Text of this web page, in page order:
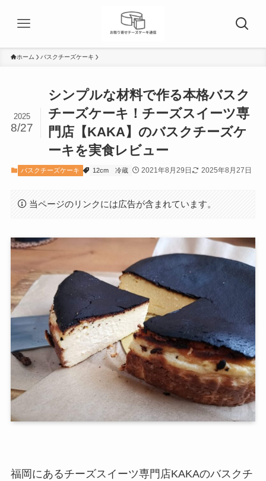
ホーム バスクチーズケーキ
シンプルな材料で作る本格バスク
チーズケーキ！チーズスイーツ専
門店【KAKA】のバスクチーズケ
ーキを実食レビュー
2025
8/27
バスクチーズケーキ 12cm 冷蔵 2021年8月29日 2025年8月27日
当ページのリンクには広告が含まれています。
福岡にあるチーズスイーツ専門店KAKAのバスクチ